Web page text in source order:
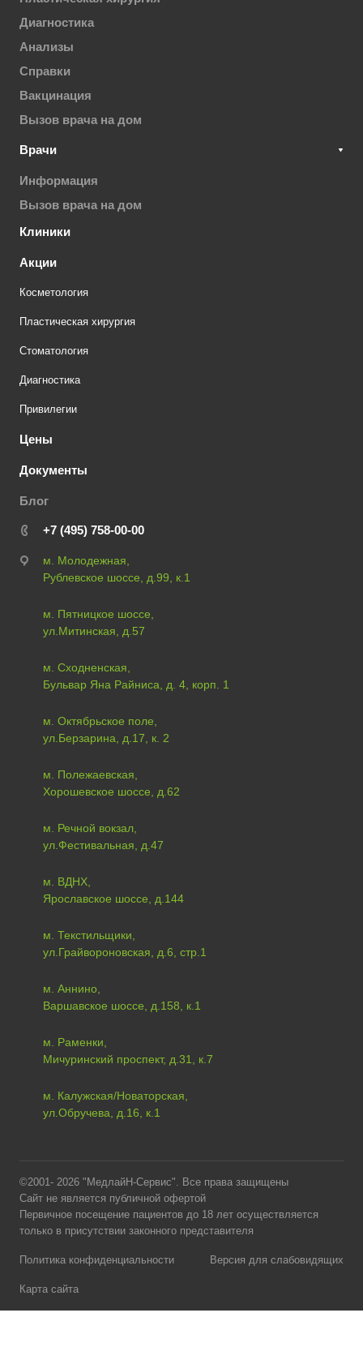
Диагностика
Анализы
Справки
Вакцинация
Вызов врача на дом
Врачи
Информация
Вызов врача на дом
Клиники
Акции
Косметология
Пластическая хирургия
Стоматология
Диагностика
Привилегии
Цены
Документы
Блог
+7 (495) 758-00-00
м. Молодежная,
Рублевское шоссе, д.99, к.1
м. Пятницкое шоссе,
ул.Митинская, д.57
м. Сходненская,
Бульвар Яна Райниса, д. 4, корп. 1
м. Октябрьское поле,
ул.Берзарина, д.17, к. 2
м. Полежаевская,
Хорошевское шоссе, д.62
м. Речной вокзал,
ул.Фестивальная, д.47
м. ВДНХ,
Ярославское шоссе, д.144
м. Текстильщики,
ул.Грайвороновская, д.6, стр.1
м. Аннино,
Варшавское шоссе, д.158, к.1
м. Раменки,
Мичуринский проспект, д.31, к.7
м. Калужская/Новаторская,
ул.Обручева, д.16, к.1
©2001- 2026 "МедлайН-Сервис". Все права защищены
Сайт не является публичной офертой
Первичное посещение пациентов до 18 лет осуществляется
только в присутствии законного представителя
Политика конфиденциальности Версия для слабовидящих
Карта сайта